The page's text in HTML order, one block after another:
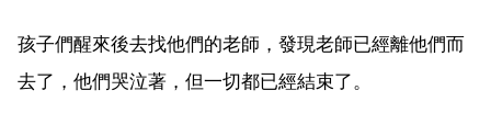
孩子們醒來後去找他們的老師，發現老師已經離他們而
去了，他們哭泣著，但一切都已經結束了。